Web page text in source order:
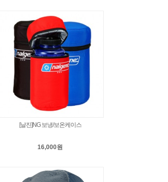
[날진]NG 보냉/보온케이스
16,000원